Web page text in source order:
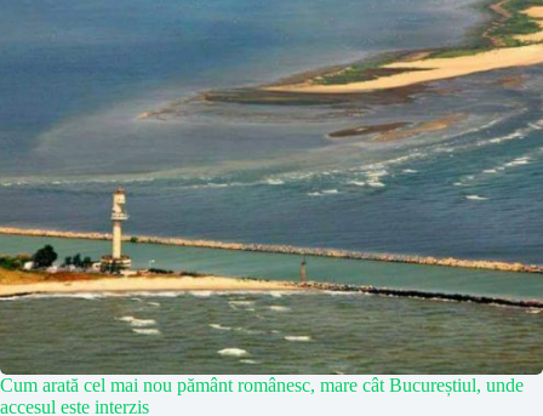
Cum arată cel mai nou pământ românesc, mare cât Bucureștiul, unde
accesul este interzis